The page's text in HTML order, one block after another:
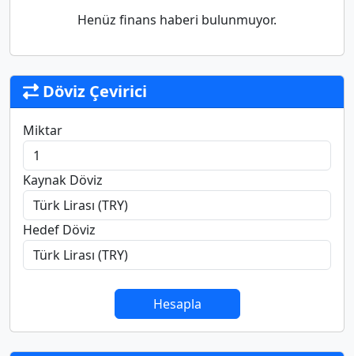
Henüz finans haberi bulunmuyor.
Döviz Çevirici
Miktar
Kaynak Döviz
Hedef Döviz
Hesapla